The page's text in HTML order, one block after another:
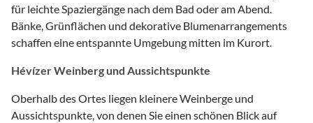
für leichte Spaziergänge nach dem Bad oder am Abend.
Bänke, Grünflächen und dekorative Blumenarrangements
schaffen eine entspannte Umgebung mitten im Kurort.
Hévízer Weinberg und Aussichtspunkte
Oberhalb des Ortes liegen kleinere Weinberge und
Aussichtspunkte, von denen Sie einen schönen Blick auf